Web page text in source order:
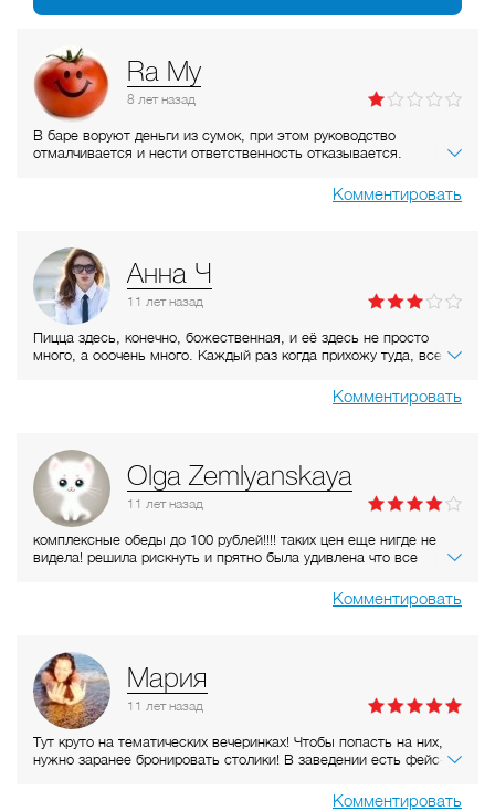
Ra My
8 летназад
В баре воруют деньги из сумок, при этом руководство
отмалчивается и нести ответственность отказывается.
Комментировать
Анна Ч
11 летназад
Пицца здесь, конечно, божественная, и её здесь не просто
много, а ооочень много. Каждый раз когда прихожу туда, все
попробовала понравилась только маргарита и фирменная.
Стоимость пиццы- как и везде, цена начинается от 250 рублей
Комментировать
Olga Zemlyanskaya
11 летназад
комплексные обеды до 100 рублей!!!! таких цен еще нигде не
видела! решила рискнуть и прятно была удивлена что все
отпуска... жаль , что не рядом с работой находитсяКомментировать
Мария
11 летназад
Тут круто на тематических вечеринках! Чтобы попасть на них,
нужно заранее бронировать столики! В заведении есть фейс-
адекватные)) По кухне-вкусно, немного дороговато, за вечер
Комментировать